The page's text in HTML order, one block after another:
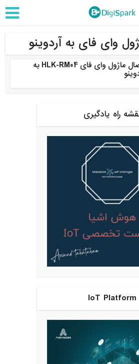
وای فای به آردوینو
اتصال ماژول وای فای HLK-RM04 به
راه یادگیری
IoT Platform